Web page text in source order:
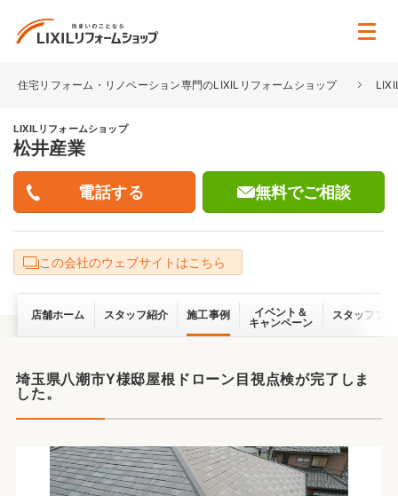
住宅リフォーム・リノベーション専門のLIXILリフォームショップ
LIXILリフォームショップ
松井産業
無料でご相談
この会社のウェブサイトはこちら
店舗ホーム スタッフ紹介 施工事例
イベント＆
キャンペーン
スタッフブ
埼玉県八潮市Y様邸屋根ドローン目視点検が完了しま
した。